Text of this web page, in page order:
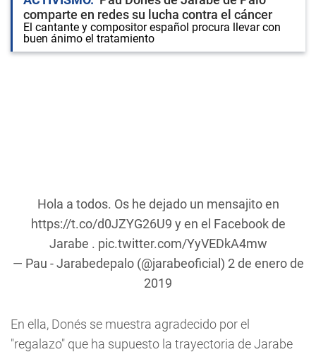
comparte en redes su lucha contra el cáncer
El cantante y compositor español procura llevar con
buen ánimo el tratamiento
Hola a todos. Os he dejado un mensajito en
https://t.co/d0JZYG26U9 y en el Facebook de
Jarabe . pic.twitter.com/YyVEDkA4mw
— Pau - Jarabedepalo (@jarabeoficial) 2 de enero de
2019
En ella, Donés se muestra agradecido por el
"regalazo" que ha supuesto la trayectoria de Jarabe